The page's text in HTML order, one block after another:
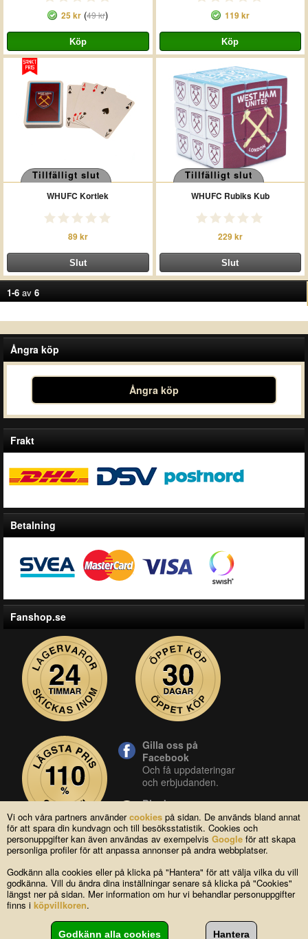
Vi och våra partners användercookies på sidan. De används bland annat
för att spara din kundvagn och till besöksstatistik. Cookies och
personuppgifter kan även användas av exempelvis Google för att skapa
personliga profiler för att anpassa annonser på andra webbplatser.
Godkänn alla cookies eller på klicka på "Hantera" för att välja vilka du vill
godkänna. Vill du ändra dina inställningar senare så klicka på "Cookies"
längst ner på sidan. Mer information om hur vi behandlar personuppgifter
finns i köpvillkoren.
25 kr (49 kr) 119 kr
Tillfälligt slut
WHUFC Kortlek
89 kr
Tillfälligt slut
WHUFC Rubiks Kub
229 kr
1-6 av 6
Ångra köp
Ångra köp
Frakt
Betalning
Fanshop.se
Gilla oss på
Facebook
Och få uppdateringar
och erbjudanden.
Blocket
Vår butik på blocket.
YouTube
Se våra produkter live
Copyright © 2004-2026 Lagsidan AB
FAQ|Om oss|Köpvillkor|Cookies |Kontakta oss